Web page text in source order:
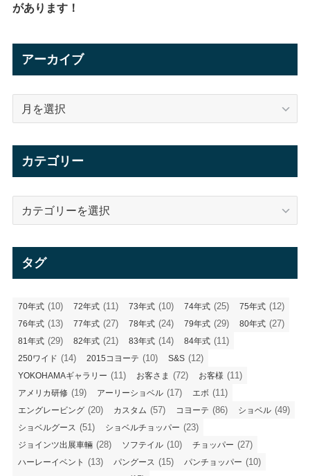
があります！
アーカイブ
カテゴリー
タグ
70年式 (10) 72年式 (11) 73年式 (10) 74年式 (25) 75年式 (12)
76年式 (13) 77年式 (27) 78年式 (24) 79年式 (29) 80年式 (27)
81年式 (29) 82年式 (21) 83年式 (14) 84年式 (11)
250ワイド (14) 2015コヨーテ (10) S&S (12)
YOKOHAMAギャラリー (11) お客さま (72) お客様 (11)
アメリカ研修 (19) アーリーショベル (17) エボ (11)
エングレービング (20) カスタム (57) コヨーテ (86) ショベル (49)
ショベルグース (51) ショベルチョッパー (23)
ジョインツ出展車輛 (28) ソフテイル (10) チョッパー (27)
ハーレーイベント (13) パングース (15) パンチョッパー (10)